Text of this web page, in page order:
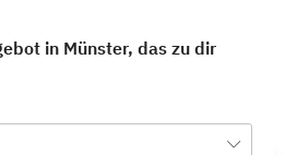
in Münster, das zu dir